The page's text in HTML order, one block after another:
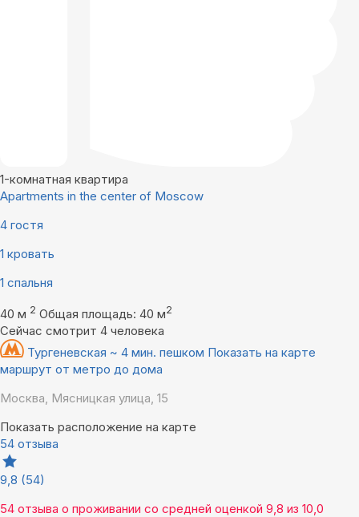
1-комнатная квартира
Apartments in the center of Moscow
4 гостя
1 кровать
1 спальня
40 м 2 Общая площадь: 40 м2
Сейчас смотрит 4 человека
Тургеневская ~ 4 мин. пешком Показать на карте
маршрут от метро до дома
Москва, Мясницкая улица, 15
Показать расположение на карте
54 отзыва
9,8 (54)
54 отзыва о проживании со средней оценкой 9,8 из 10,0